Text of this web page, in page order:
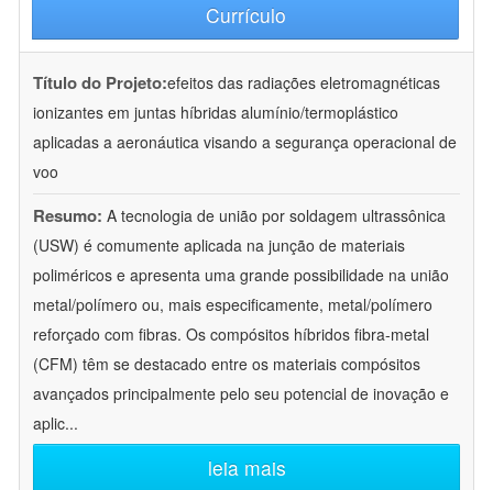
Currículo
Título do Projeto:efeitos das radiações eletromagnéticas
ionizantes em juntas híbridas alumínio/termoplástico
aplicadas a aeronáutica visando a segurança operacional de
voo
Resumo: A tecnologia de união por soldagem ultrassônica
(USW) é comumente aplicada na junção de materiais
poliméricos e apresenta uma grande possibilidade na união
metal/polímero ou, mais especificamente, metal/polímero
reforçado com fibras. Os compósitos híbridos fibra-metal
(CFM) têm se destacado entre os materiais compósitos
avançados principalmente pelo seu potencial de inovação e
aplic...
leia mais